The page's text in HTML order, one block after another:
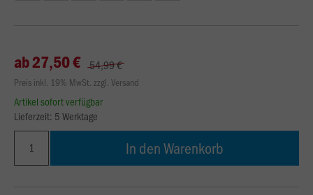
ab 27,50 € 54,99 €
Preis inkl. 19% MwSt. zzgl. Versand
Artikel sofort verfügbar
Lieferzeit: 5 Werktage
In den Warenkorb